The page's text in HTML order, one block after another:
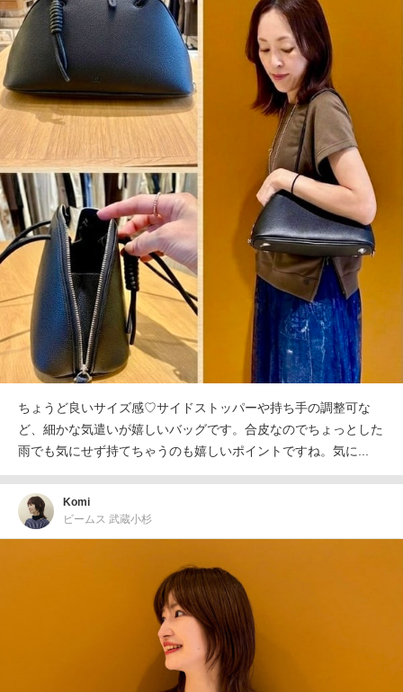
ちょうど良いサイズ感♡サイドストッパーや持ち手の調整可な
ど、細かな気遣いが嬉しいバッグです。合皮なのでちょっとした
雨でも気にせず持てちゃうのも嬉しいポイントですね。気に...
Komi
ビームス 武蔵小杉